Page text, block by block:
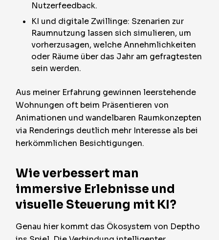
Nutzerfeedback.
KI und digitale Zwillinge: Szenarien zur
Raumnutzung lassen sich simulieren, um
vorherzusagen, welche Annehmlichkeiten
oder Räume über das Jahr am gefragtesten
sein werden.
Aus meiner Erfahrung gewinnen leerstehende
Wohnungen oft beim Präsentieren von
Animationen und wandelbaren Raumkonzepten
via Renderings deutlich mehr Interesse als bei
herkömmlichen Besichtigungen.
Wie verbessert man
immersive Erlebnisse und
visuelle Steuerung mit KI?
Genau hier kommt das Ökosystem von Deptho